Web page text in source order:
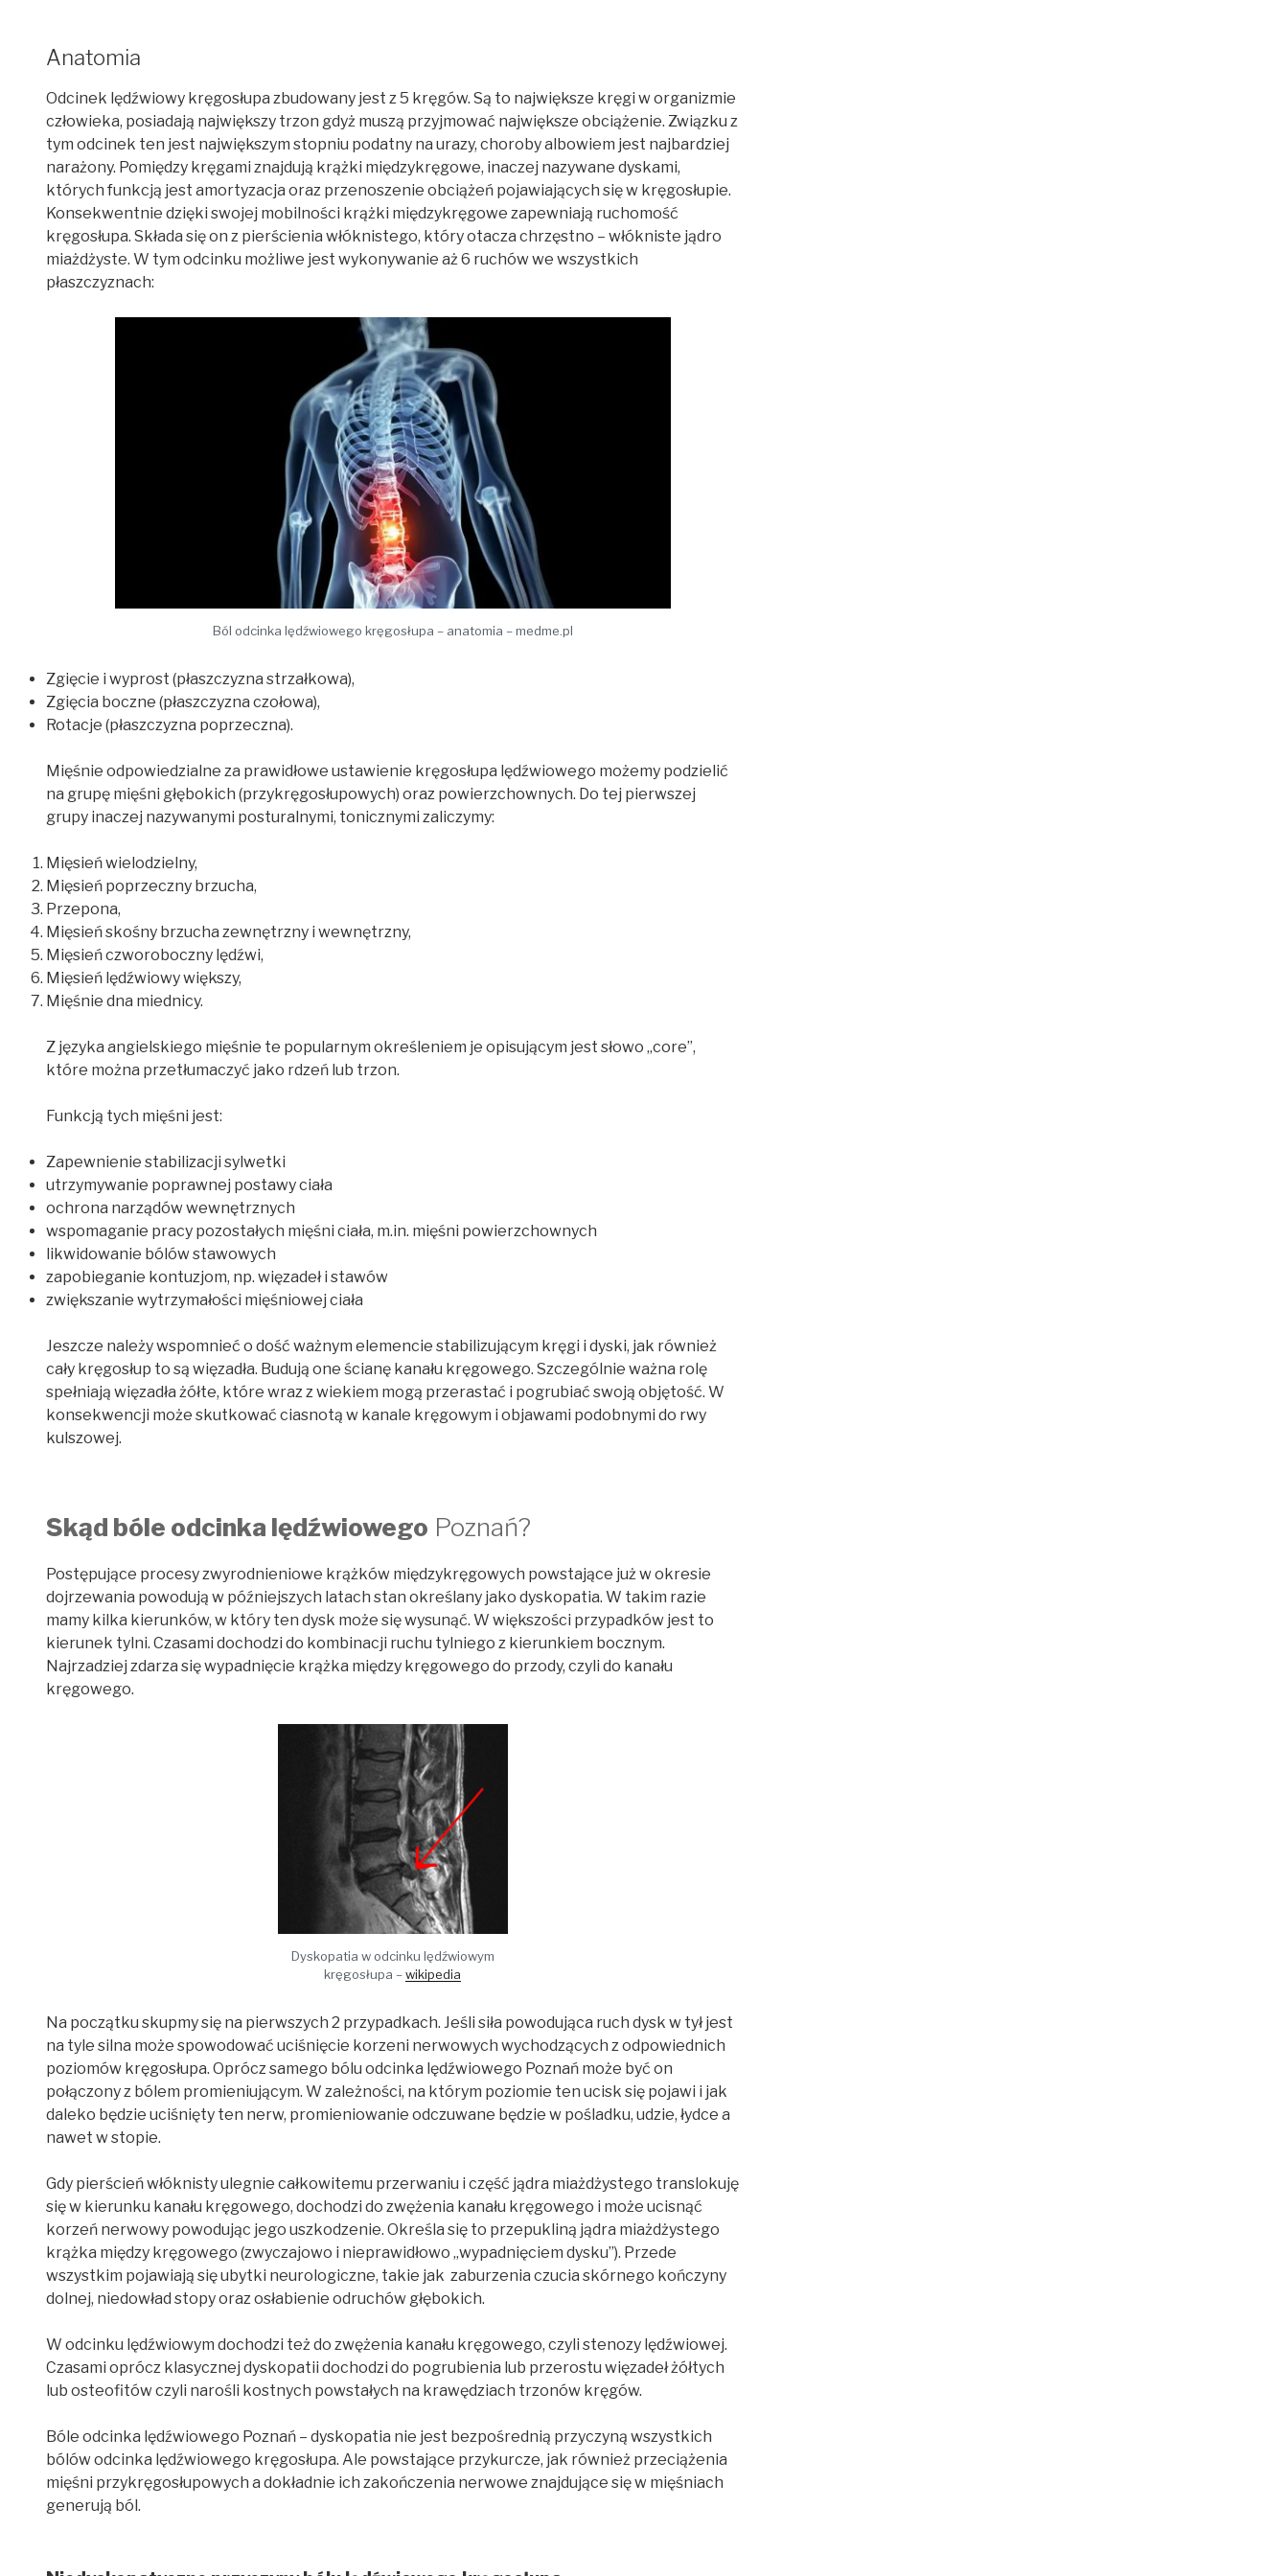
Anatomia
Odcinek lędźwiowy kręgosłupa zbudowany jest z 5 kręgów. Są to największe kręgi w organizmie
człowieka, posiadają największy trzon gdyż muszą przyjmować największe obciążenie. Związku z
tym odcinek ten jest największym stopniu podatny na urazy, choroby albowiem jest najbardziej
narażony. Pomiędzy kręgami znajdują krążki międzykręgowe, inaczej nazywane dyskami,
których funkcją jest amortyzacja oraz przenoszenie obciążeń pojawiających się w kręgosłupie.
Konsekwentnie dzięki swojej mobilności krążki międzykręgowe zapewniają ruchomość
kręgosłupa. Składa się on z pierścienia włóknistego, który otacza chrzęstno – włókniste jądro
miażdżyste. W tym odcinku możliwe jest wykonywanie aż 6 ruchów we wszystkich
płaszczyznach:
Ból odcinka lędźwiowego kręgosłupa – anatomia – medme.pl
Zgięcie i wyprost (płaszczyzna strzałkowa),
Zgięcia boczne (płaszczyzna czołowa),
Rotacje (płaszczyzna poprzeczna).
Mięśnie odpowiedzialne za prawidłowe ustawienie kręgosłupa lędźwiowego możemy podzielić
na grupę mięśni głębokich (przykręgosłupowych) oraz powierzchownych. Do tej pierwszej
grupy inaczej nazywanymi posturalnymi, tonicznymi zaliczymy:
Mięsień wielodzielny,
Mięsień poprzeczny brzucha,
Przepona,
Mięsień skośny brzucha zewnętrzny i wewnętrzny,
Mięsień czworoboczny lędźwi,
Mięsień lędźwiowy większy,
Mięśnie dna miednicy.
Z języka angielskiego mięśnie te popularnym określeniem je opisującym jest słowo „core”,
które można przetłumaczyć jako rdzeń lub trzon.
Funkcją tych mięśni jest:
Zapewnienie stabilizacji sylwetki
utrzymywanie poprawnej postawy ciała
ochrona narządów wewnętrznych
wspomaganie pracy pozostałych mięśni ciała, m.in. mięśni powierzchownych
likwidowanie bólów stawowych
zapobieganie kontuzjom, np. więzadeł i stawów
zwiększanie wytrzymałości mięśniowej ciała
Jeszcze należy wspomnieć o dość ważnym elemencie stabilizującym kręgi i dyski, jak również
cały kręgosłup to są więzadła. Budują one ścianę kanału kręgowego. Szczególnie ważna rolę
spełniają więzadła żółte, które wraz z wiekiem mogą przerastać i pogrubiać swoją objętość. W
konsekwencji może skutkować ciasnotą w kanale kręgowym i objawami podobnymi do rwy
kulszowej.
Skąd bóle odcinka lędźwiowego Poznań?
Postępujące procesy zwyrodnieniowe krążków międzykręgowych powstające już w okresie
dojrzewania powodują w późniejszych latach stan określany jako dyskopatia. W takim razie
mamy kilka kierunków, w który ten dysk może się wysunąć. W większości przypadków jest to
kierunek tylni. Czasami dochodzi do kombinacji ruchu tylniego z kierunkiem bocznym.
Najrzadziej zdarza się wypadnięcie krążka między kręgowego do przody, czyli do kanału
kręgowego.
Dyskopatia w odcinku lędźwiowym
kręgosłupa –wikipedia
Na początku skupmy się na pierwszych 2 przypadkach. Jeśli siła powodująca ruch dysk w tył jest
na tyle silna może spowodować uciśnięcie korzeni nerwowych wychodzących z odpowiednich
poziomów kręgosłupa. Oprócz samego bólu odcinka lędźwiowego Poznań może być on
połączony z bólem promieniującym. W zależności, na którym poziomie ten ucisk się pojawi i jak
daleko będzie uciśnięty ten nerw, promieniowanie odczuwane będzie w pośladku, udzie, łydce a
nawet w stopie.
Gdy pierścień włóknisty ulegnie całkowitemu przerwaniu i część jądra miażdżystego translokuję
się w kierunku kanału kręgowego, dochodzi do zwężenia kanału kręgowego i może ucisnąć
korzeń nerwowy powodując jego uszkodzenie. Określa się to przepukliną jądra miażdżystego
krążka między kręgowego (zwyczajowo i nieprawidłowo „wypadnięciem dysku”). Przede
wszystkim pojawiają się ubytki neurologiczne, takie jak zaburzenia czucia skórnego kończyny
dolnej, niedowład stopy oraz osłabienie odruchów głębokich.
W odcinku lędźwiowym dochodzi też do zwężenia kanału kręgowego, czyli stenozy lędźwiowej.
Czasami oprócz klasycznej dyskopatii dochodzi do pogrubienia lub przerostu więzadeł żółtych
lub osteofitów czyli narośli kostnych powstałych na krawędziach trzonów kręgów.
Bóle odcinka lędźwiowego Poznań – dyskopatia nie jest bezpośrednią przyczyną wszystkich
bólów odcinka lędźwiowego kręgosłupa. Ale powstające przykurcze, jak również przeciążenia
mięśni przykręgosłupowych a dokładnie ich zakończenia nerwowe znajdujące się w mięśniach
generują ból.